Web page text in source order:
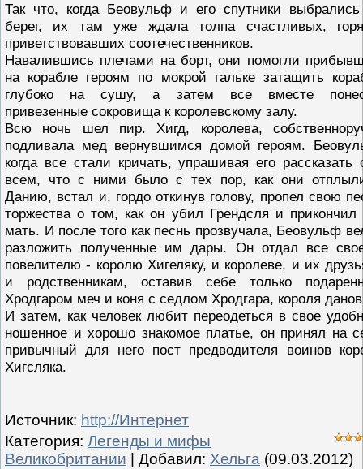
Так что, когда Беовульф и его спутники
берег, их там уже ждала толпа счастливых,
приветствовавших соотечественников.
Навалившись плечами на борт, они помогли
на корабле героям по мокрой гальке затащить
глубоко на сушу, а затем все вместе
привезенные сокровища к королевскому залу.
Всю ночь шел пир. Хигд, королева,
подливала мед вернувшимся домой героям.
когда все стали кричать, упрашивая его рассказать
всем, что с ними было с тех пор, как они
Данию, встал и, гордо откинув голову, пропел свою
торжества о том, как он убил Грендсля и прикончил
мать. И после того как песнь прозвучала, Беовульф
разложить полученные им дары. Он отдал все
повелителю - королю Хигеляку, и королеве, и их
и родственникам, оставив себе только
Хродгаром меч и коня с седлом Хродгара, короля
И затем, как человек любит переодеться в свое
ношенное и хорошо знакомое платье, он принял на
привычный для него пост предводителя воинов
Хигсляка.
Источник: http://Интернет
Категория: Легенды и мифы
Великобритании
Добавил: Хельга (09.03.2012)